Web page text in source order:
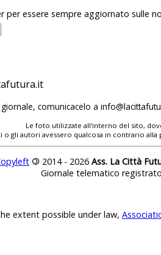
per essere sempre aggiornato sulle
comunicacelo a
Le foto utilizzate all'interno del sito,
o gli autori avessero qualcosa in contrario
© 2014 - 2026 Ass. La Città
Giornale telematico
extent possible under law,